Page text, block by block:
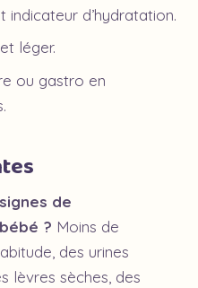
d’hydratation.
et léger.
ou gastro en
de
? Moins de
des urines
lèvres sèches, des